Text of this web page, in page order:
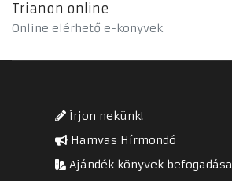
Trianon online
Online elérhető e-könyvek
Írjon nekünk!
Hamvas Hírmondó
Ajándék könyvek befogadása